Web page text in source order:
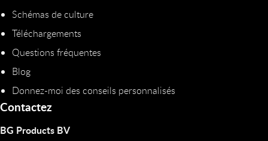
Schémas de culture
Téléchargements
Questions fréquentes
Blog
Donnez-moi des conseils personnalisés
Contactez
BG Products BV